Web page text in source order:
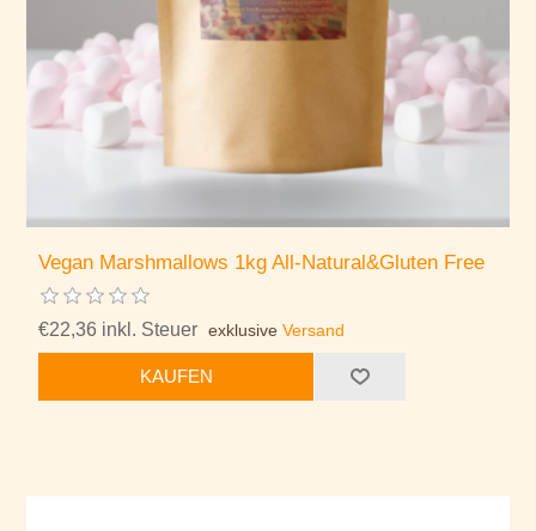
Vegan Marshmallows 1kg All-Natural&Gluten Free
€22,36 inkl. Steuer exklusiveVersand
KAUFEN